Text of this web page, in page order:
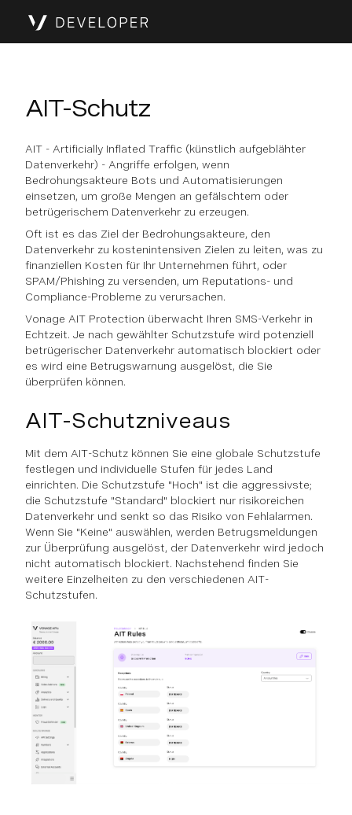
AIT-Schutz
AIT - Artificially Inflated Traffic (künstlich aufgeblähter
Datenverkehr) - Angriffe erfolgen, wenn
Bedrohungsakteure Bots und Automatisierungen
einsetzen, um große Mengen an gefälschtem oder
betrügerischem Datenverkehr zu erzeugen.
Oft ist es das Ziel der Bedrohungsakteure, den
Datenverkehr zu kostenintensiven Zielen zu leiten, was zu
finanziellen Kosten für Ihr Unternehmen führt, oder
SPAM/Phishing zu versenden, um Reputations- und
Compliance-Probleme zu verursachen.
Vonage AIT Protection überwacht Ihren SMS-Verkehr in
Echtzeit. Je nach gewählter Schutzstufe wird potenziell
betrügerischer Datenverkehr automatisch blockiert oder
es wird eine Betrugswarnung ausgelöst, die Sie
überprüfen können.
AIT-Schutzniveaus
Mit dem AIT-Schutz können Sie eine globale Schutzstufe
festlegen und individuelle Stufen für jedes Land
einrichten. Die Schutzstufe "Hoch" ist die aggressivste;
die Schutzstufe "Standard" blockiert nur risikoreichen
Datenverkehr und senkt so das Risiko von Fehlalarmen.
Wenn Sie "Keine" auswählen, werden Betrugsmeldungen
zur Überprüfung ausgelöst, der Datenverkehr wird jedoch
nicht automatisch blockiert. Nachstehend finden Sie
weitere Einzelheiten zu den verschiedenen AIT-
Schutzstufen.